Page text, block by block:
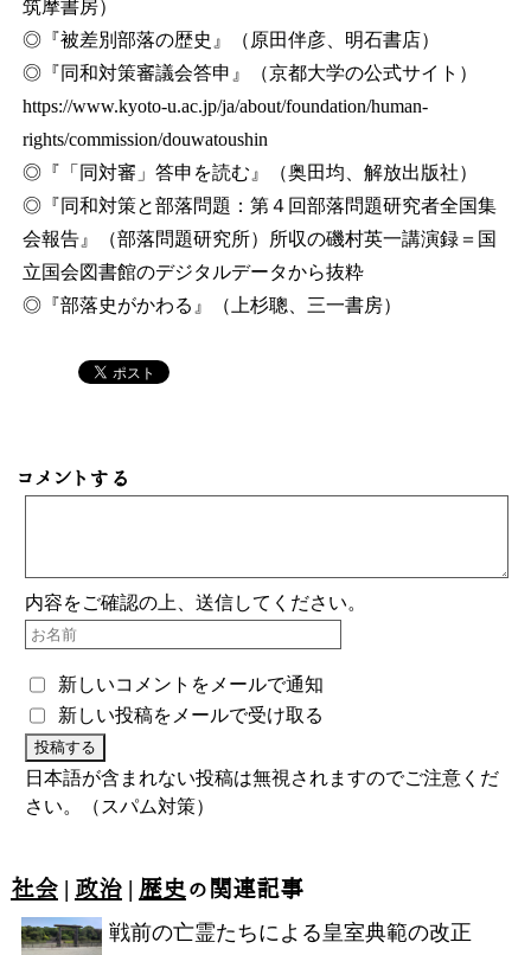
筑摩書房）
◎『被差別部落の歴史』（原田伴彦、明石書店）
◎『同和対策審議会答申』（京都大学の公式サイト）
https://www.kyoto-u.ac.jp/ja/about/foundation/human-
rights/commission/douwatoushin
◎『「同対審」答申を読む』（奥田均、解放出版社）
◎『同和対策と部落問題：第４回部落問題研究者全国集
会報告』（部落問題研究所）所収の磯村英一講演録＝国
立国会図書館のデジタルデータから抜粋
◎『部落史がかわる』（上杉聰、三一書房）
コメントする
内容をご確認の上、送信してください。
新しいコメントをメールで通知
新しい投稿をメールで受け取る
日本語が含まれない投稿は無視されますのでご注意くだ
さい。（スパム対策）
社会| 政治| 歴史の関連記事
戦前の亡霊たちによる皇室典範の改正